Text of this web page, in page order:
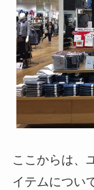
ここからは、
イテムについ